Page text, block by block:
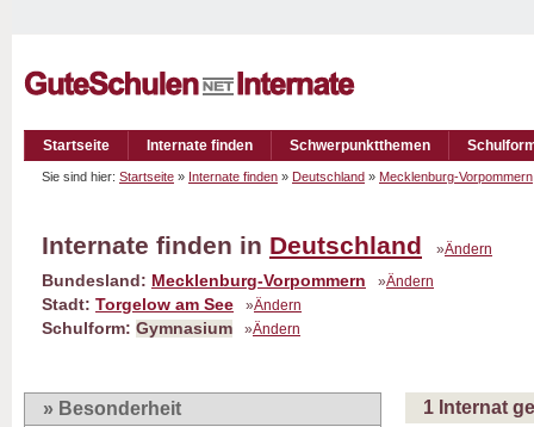
Startseite Internate finden Schwerpunktthemen
Sie sind hier: Startseite » Internate finden » Deutschland » Mecklenburg-Vorpommern
Internate finden in Deutschland »Ändern
Bundesland: Mecklenburg-Vorpommern »Ändern
Stadt: Torgelow am See »Ändern
Schulform: Gymnasium »Ändern
» Besonderheit 1 Internat